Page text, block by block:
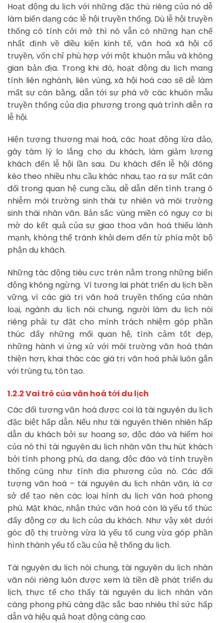
Hoạt động du lịch với những đặc thù riêng của nó dễ
làm biến dạng các lễ hội truyền thống. Dù lễ hội truyền
thống có tính cởi mở thì nó vẫn có những hạn chế
nhất định về điều kiện kinh tế, văn hoá xã hội cổ
truyền, vốn chỉ phù hợp với một khuôn mẫu và không
gian bản địa. Trong khi đó, hoạt động du lịch mang
tính liên nghành, liên vùng, xã hội hoá cao sẽ dễ làm
mất sự cân bằng, dẫn tới sự phá vỡ các khuôn mẫu
truyền thống của địa phương trong quá trình diễn ra
lễ hội.
Hiện tượng thương mại hoá, các hoạt động lừa đảo,
gây tâm lý lo lắng cho du khách, làm giảm lượng
khách đến lễ hội lần sau. Du khách đến lễ hội đông
kéo theo nhiều nhu cầu khác nhau, tạo ra sự mất cân
đối trong quan hệ cung cầu, dễ dẫn đến tình trạng ô
nhiễm môi trường sinh thái tự nhiên và môi trường
sinh thái nhân văn. Bản sắc vùng miền có nguy cơ bị
mờ do kết quả của sự giao thoa văn hoá thiếu lành
mạnh, không thể tránh khỏi đem đến từ phía một bộ
phận du khách.
Những tác động tiêu cực trên nằm trong những biến
động không ngừng. Vì tương lai phát triển du lịch bền
vững, vì các giá trị văn hoá truyền thống của nhân
loại, ngành du lịch nói chung, người làm du lịch nói
riêng phải tự đặt cho mình trách nhiệm góp phần
thúc đẩy những mối quan hệ, tình cảm tốt đẹp,
những hành vi ứng xử với môi trường văn hoá thân
thiện hơn, khai thác các giá trị văn hoá phải luôn gắn
với trùng tu, tôn tạo.
1.2.2 Vai trò của văn hoá tới du lịch
Các đối tượng văn hoá được coi là tài nguyên du lịch
đặc biệt hấp dẫn. Nếu như tài nguyên thiên nhiên hấp
dẫn du khách bởi sự hoang sơ, độc đáo và hiếm hoi
của nó thì tài nguyên du lịch nhân văn thu hút khách
bởi tính phong phú, đa dạng, độc đáo và tính truyền
thống cũng như tính địa phương của nó. Các đối
tượng văn hoá – tài nguyên du lịch nhân văn, là cơ
sở để tạo nên các loại hình du lịch văn hoá phong
phú. Mặt khác, nhận thức văn hoá còn là yếu tố thúc
đẩy động cơ du lịch của du khách. Như vậy xét dưới
góc độ thị trường vừa là yếu tố cung vừa góp phần
hình thành yếu tố cầu của hệ thống du lịch.
Tài nguyên du lịch nói chung, tài nguyên du lịch nhân
văn nói riêng luôn được xem là tiền đề phát triển du
lịch, thực tế cho thấy tài nguyên du lịch nhân văn
càng phong phú càng đặc sắc bao nhiêu thì sức hấp
dẫn và hiệu quả hoạt động càng cao.